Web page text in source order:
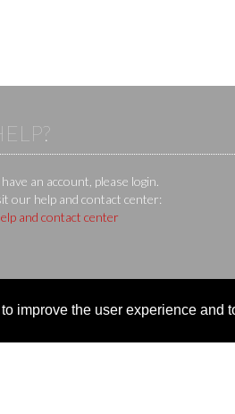
improve the user experience and
an account, please login.
our help and contact center:
and contact center
KG© 2013-2026 | dognowis an online
Clubs